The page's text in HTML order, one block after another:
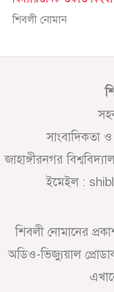
শিবলী নোমান
সাংবাদিকতা
জাহাঙ্গীরনগর
ইমেইল :
শিবলী নোমানের
অডিও-ভিজ্যুয়াল